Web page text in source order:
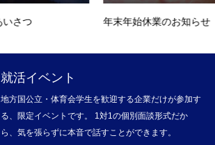
年末年始休業のお知らせ
就活イベント
地方国公立・体育会学生を歓迎する企業だけが参加す
る、限定イベントです。 1対1の個別面談形式だか
ら、気を張らずに本音で話すことができます。